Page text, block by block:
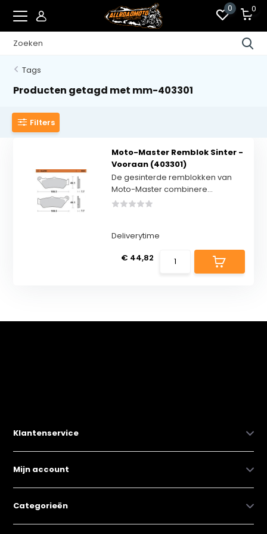
0 0
Tags
Producten getagd met mm-403301
Filters
Moto-Master Remblok Sinter -
Vooraan (403301)
De gesinterde remblokken van
Moto-Master combinere...
Deliverytime
€ 44,82
Klantenservice
Mijn account
Categorieën